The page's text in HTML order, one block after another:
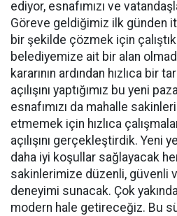
ediyor, esnafımızı ve
Göreve geldiğimiz ilk günden
bir şekilde çözmek için
belediyemize ait bir alan
kararının ardından hızlıca bir
açılışını yaptığımız bu yeni
esnafımızı da mahalle
etmemek için hızlıca
açılışını gerçekleştirdik. Yeni
daha iyi koşullar sağlayacak
sakinlerimize düzenli, güvenli
deneyimi sunacak. Çok
modern hale getireceğiz. Bu